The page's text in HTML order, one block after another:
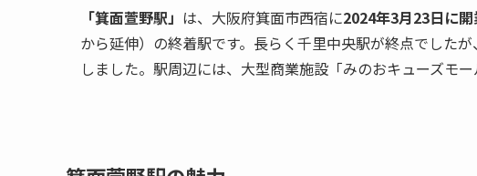
「箕面萱野駅」 は、大阪府箕面市西宿に2024年3月23日に
から延伸）の終着駅です。長らく千里中央駅が終点でした
しました。駅周辺には、大型商業施設「みのおキューズモ